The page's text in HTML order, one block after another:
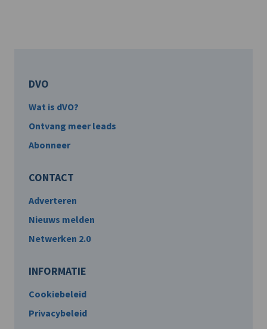
DVO
Wat is dVO?
Ontvang meer leads
Abonneer
CONTACT
Adverteren
Nieuws melden
Netwerken 2.0
INFORMATIE
Cookiebeleid
Privacybeleid